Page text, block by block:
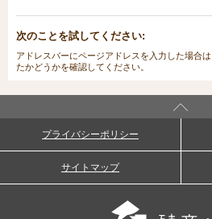
次のことを試してください:
アドレスバーにページアドレスを入力した場合
たかどうかを確認してください。
プライバシーポリシー
サイトマップ